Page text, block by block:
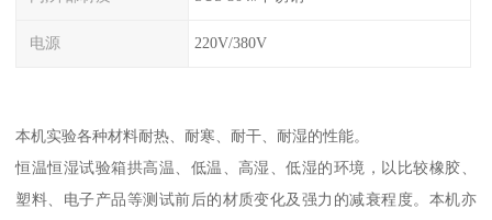
电源 220V/380V
本机实验各种材料耐热、耐寒、耐干、耐湿的性能。
恒温恒湿试验箱拱高温、低温、高湿、低湿的环境，以比较橡胶、
塑料、电子产品等测试前后的材质变化及强力的减衰程度。本机亦